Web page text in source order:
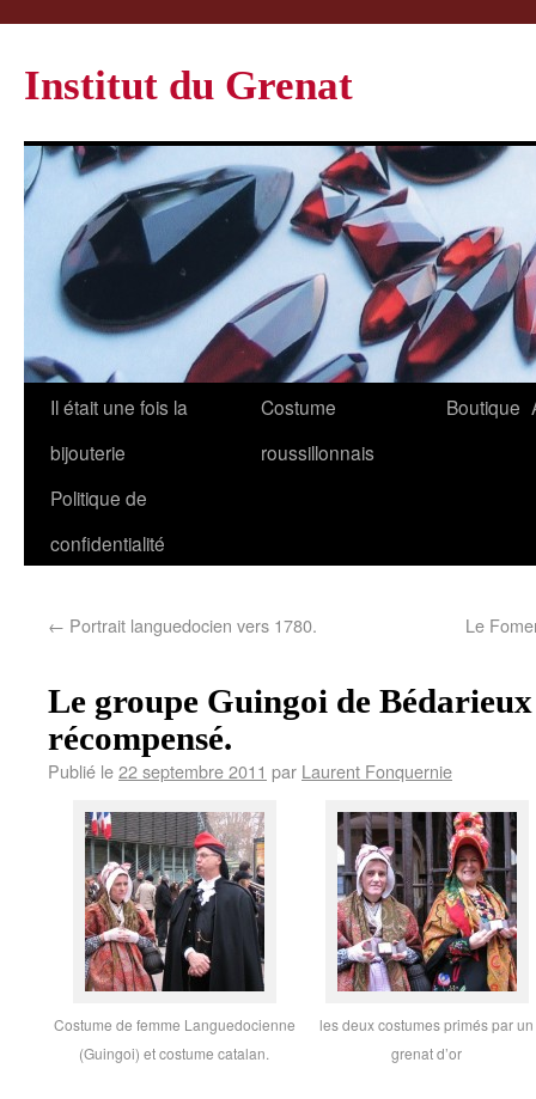
Institut du Grenat
Il était une fois la
bijouterie
Costume
roussillonnais
Boutique
Politique de
confidentialité
← Portrait languedocien vers 1780. Le
Le groupe Guingoi de
récompensé.
Publié le22 septembre 2011 par Laurent Fonquernie
Costume de femme Languedocienne
(Guingoi) et costume catalan.
les deux costumes primés par un
grenat d’or